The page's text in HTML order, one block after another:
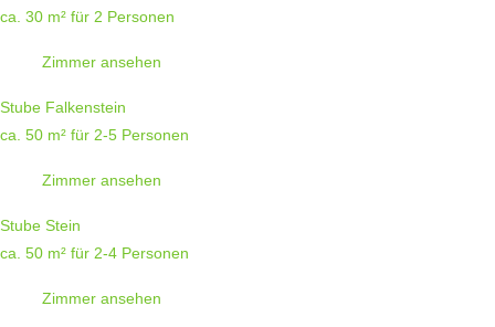
ca. 30 m² für 2 Personen
Zimmer ansehen
Stube Falkenstein
ca. 50 m² für 2-5 Personen
Zimmer ansehen
Stube Stein
ca. 50 m² für 2-4 Personen
Zimmer ansehen